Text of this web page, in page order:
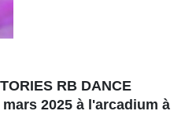
RB DANCE
2025 à l'arcadium à